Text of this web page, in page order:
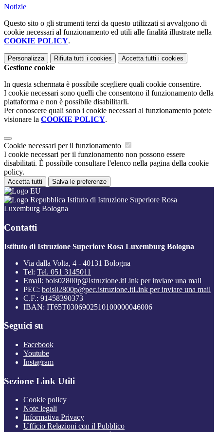
Notizie
Questo sito o gli strumenti terzi da questo utilizzati si avvalgono di
cookie necessari al funzionamento ed utili alle finalità illustrate nella
COOKIE POLICY.
Personalizza Rifiuta tutti i cookies Accetta tutti i cookies
Gestione cookie
In questa schermata è possibile scegliere quali cookie consentire.
I cookie necessari sono quelli che consentono il funzionamento della
piattaforma e non è possibile disabilitarli.
Per conoscere quali sono i cookie necessari al funzionamento potete
visionare la COOKIE POLICY.
Cookie necessari per il funzionamento
I cookie necessari per il funzionamento non possono essere
disabilitati. È possibile consultare l'elenco nella pagina della cookie
policy.
Accetta tutti Salva le preferenze
Istituto di Istruzione Superiore Rosa
Luxemburg Bologna
Contatti
Istituto di Istruzione Superiore Rosa Luxemburg Bologna
Via dalla Volta, 4 - 40131 Bologna
Tel: Tel. 051 3145011
Email: bois02800p@istruzione.itLink per inviare una mail
PEC: bois02800p@pec.istruzione.itLink per inviare una mail
C.F.: 91458390373
IBAN: IT65T0306902510100000046006
Seguici su
Facebook
Youtube
Instagram
Sezione Link Utili
Cookie policy
Note legali
Informativa Privacy
Ufficio Relazioni con il Pubblico